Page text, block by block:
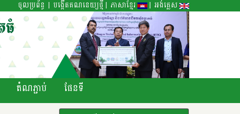
អង់គ្លេស
ភាសាខ្មែរ |
បង្កើតគណនេយ្យថ្មី |
ចូលប្រព័ន្ធ |
តំណភ្ជាប់ ផែនទី